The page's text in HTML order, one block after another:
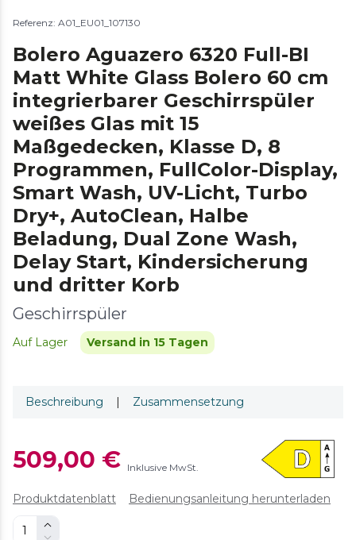
Referenz: A01_EU01_107130
Bolero Aguazero 6320 Full-BI
Matt White Glass Bolero 60 cm
integrierbarer Geschirrspüler
weißes Glas mit 15
Maßgedecken, Klasse D, 8
Programmen, FullColor-Display,
Smart Wash, UV-Licht, Turbo
Dry+, AutoClean, Halbe
Beladung, Dual Zone Wash,
Delay Start, Kindersicherung
und dritter Korb
Geschirrspüler
Auf Lager Versand in 15 Tagen
Beschreibung | Zusammensetzung
509,00 € Inklusive MwSt.
Produktdatenblatt Bedienungsanleitung herunterladen